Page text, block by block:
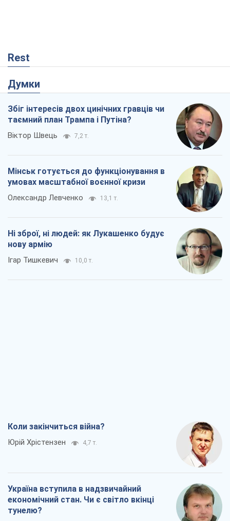
Rest
Думки
Збіг інтересів двох цинічних гравців чи
таємний план Трампа і Путіна?
Віктор Швець 7,2 т.
Мінськ готується до функціонування в
умовах масштабної воєнної кризи
Олександр Левченко 13,1 т.
Ні зброї, ні людей: як Лукашенко будує
нову армію
Ігар Тишкевич 10,0 т.
Коли закінчиться війна?
Юрій Хрістензен 4,7 т.
Україна вступила в надзвичайний
економічний стан. Чи є світло вкінці
тунелю?